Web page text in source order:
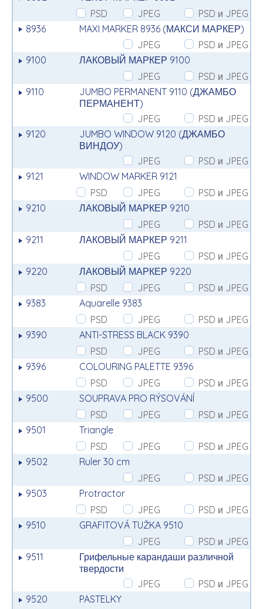
PSD
JPEG
PSD и JPEG
8936
MAXI MARKER 8936 (МАКСИ МАРКЕР)
JPEG
PSD и JPEG
9100
ЛАКОВЫЙ МАРКЕР 9100
JPEG
PSD и JPEG
9110
JUMBO PERMANENT 9110 (ДЖАМБО
ПЕРМАНЕНТ)
JPEG
PSD и JPEG
9120
JUMBO WINDOW 9120 (ДЖАМБО
ВИНДОУ)
JPEG
PSD и JPEG
9121
WINDOW MARKER 9121
PSD
JPEG
PSD и JPEG
9210
ЛАКОВЫЙ МАРКЕР 9210
JPEG
PSD и JPEG
9211
ЛАКОВЫЙ МАРКЕР 9211
JPEG
PSD и JPEG
9220
ЛАКОВЫЙ МАРКЕР 9220
PSD
JPEG
PSD и JPEG
9383
Aquarelle 9383
PSD
JPEG
PSD и JPEG
9390
ANTI-STRESS BLACK 9390
PSD
JPEG
PSD и JPEG
9396
COLOURING PALETTE 9396
PSD
JPEG
PSD и JPEG
9500
SOUPRAVA PRO RÝSOVÁNÍ
PSD
JPEG
PSD и JPEG
9501
Triangle
PSD
JPEG
PSD и JPEG
9502
Ruler 30 cm
JPEG
PSD и JPEG
9503
Protractor
PSD
JPEG
PSD и JPEG
9510
GRAFITOVÁ TUŽKA 9510
JPEG
PSD и JPEG
9511
Грифельные карандаши различной
твердости
JPEG
PSD и JPEG
9520
PASTELKY